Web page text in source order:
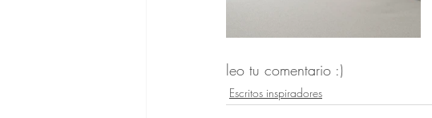
leo tu comentario :)
Escritos inspiradores